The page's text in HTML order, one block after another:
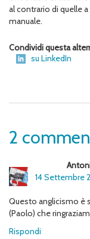
al contrario di quelle
manuale.
Condividi questa
su LinkedIn
2
14 Settembre
Questo anglicismo è
(Paolo) che
Rispondi